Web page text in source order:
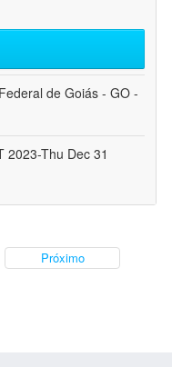
de Goiás - GO -
2023-Thu Dec 31
Próximo